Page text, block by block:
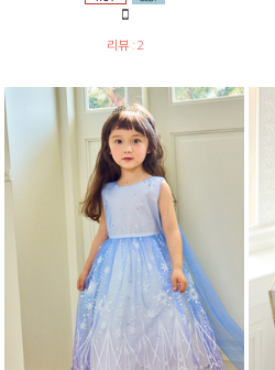
리뷰 : 2